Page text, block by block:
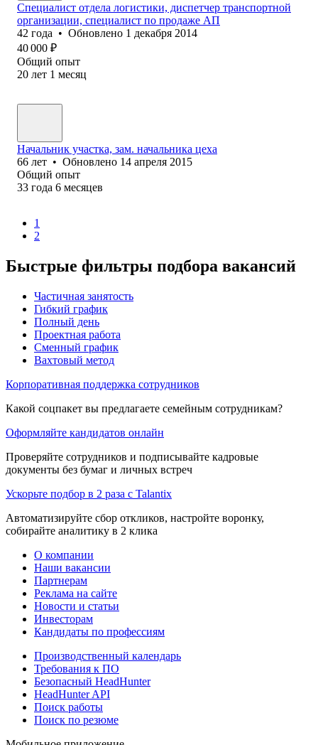
Специалист отдела логистики, диспетчер транспортной
организации, специалист по продаже АП
42 года • Обновлено 1 декабря 2014
40 000 ₽
Общий опыт
20 лет 1 месяц
Начальник участка, зам. начальника цеха
66 лет • Обновлено 14 апреля 2015
Общий опыт
33 года 6 месяцев
1
2
Быстрые фильтры подбора вакансий
Частичная занятость
Гибкий график
Полный день
Проектная работа
Сменный график
Вахтовый метод
Корпоративная поддержка сотрудников
Какой соцпакет вы предлагаете семейным сотрудникам?
Оформляйте кандидатов онлайн
Проверяйте сотрудников и подписывайте кадровые
документы без бумаг и личных встреч
Ускорьте подбор в 2 раза с Talantix
Автоматизируйте сбор откликов, настройте воронку,
собирайте аналитику в 2 клика
О компании
Наши вакансии
Партнерам
Реклама на сайте
Новости и статьи
Инвесторам
Кандидаты по профессиям
Производственный календарь
Требования к ПО
Безопасный HeadHunter
HeadHunter API
Поиск работы
Поиск по резюме